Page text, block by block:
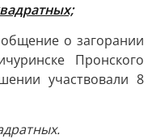
о загорании
Пронского
участвовали 8